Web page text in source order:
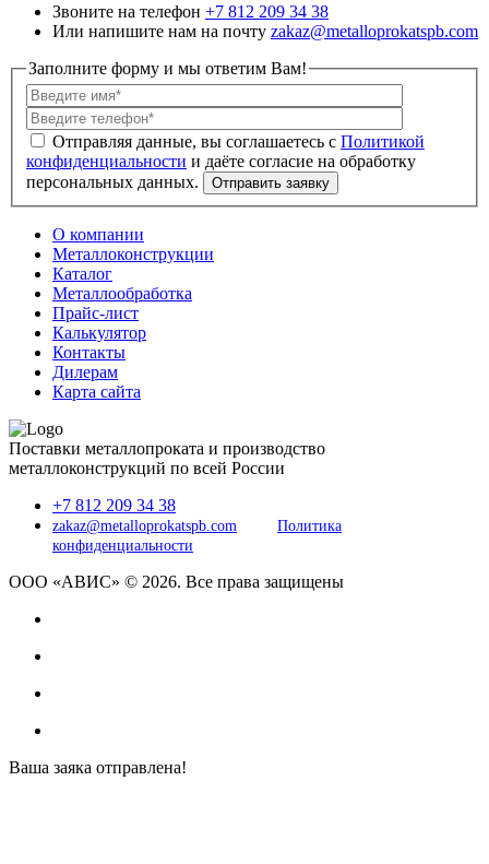
Звоните на телефон +7 812 209 34 38
Или напишите нам на почту zakaz@metalloprokatspb.com
Заполните форму и мы ответим Вам!
Политикой
конфиденциальности
О компании
Металлоконструкции
Каталог
Металлообработка
Прайс-лист
Калькулятор
Контакты
Дилерам
Карта сайта
Поставки металлопроката и производство
металлоконструкций по всей России
+7 812 209 34 38
zakaz@metalloprokatspb.com
Политика
конфиденциальности
ООО «АВИС» © 2026. Все права защищены
Ваша заяка отправлена!